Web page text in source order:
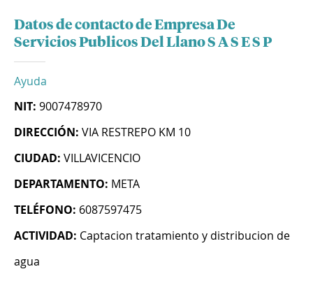
Datos de contacto de Empresa De
Servicios Publicos Del Llano S A S E S P
Ayuda
NIT: 9007478970
DIRECCIÓN: VIA RESTREPO KM 10
CIUDAD: VILLAVICENCIO
DEPARTAMENTO: META
TELÉFONO: 6087597475
ACTIVIDAD: Captacion tratamiento y distribucion de
agua